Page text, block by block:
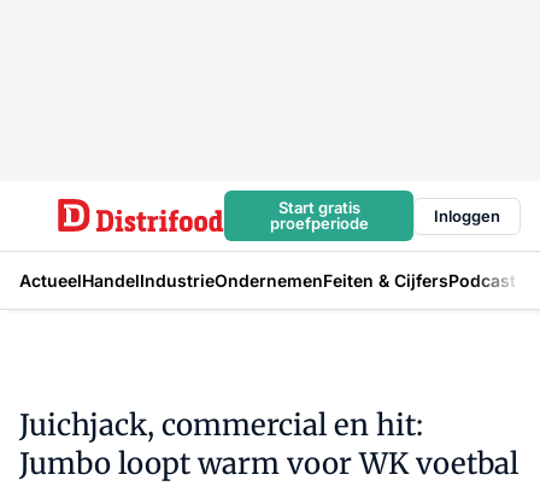
Start gratis
proefperiode
Inloggen
ActueelHandelIndustrieOndernemenFeiten & CijfersPodcast
Juichjack, commercial en hit:
Jumbo loopt warm voor WK voetbal